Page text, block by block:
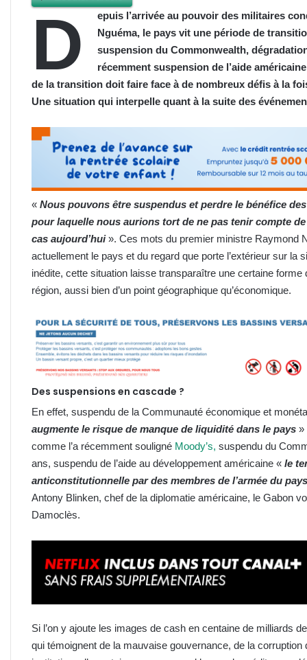
D
epuis l’arrivée au pouvoir des militaires
Nguéma, le pays vit une période de
suspension du Commonwealth,
récemment suspension de l’aide
de la transition doit faire face à de nombreux défis à la
Une situation qui interpelle quant à la suite des
« Nous pouvons être suspendus et perdre le bénéfice
pour laquelle nous aurions tort de ne pas tenir compte
cas aujourd’hui». Ces mots du premier ministre Raymond
actuellement le pays et du regard que porte l’extérieur sur la
inédite, cette situation laisse transparaître une certaine forme
région, aussi bien d’un point géographique qu’économique.
Des suspensions en cascade ?
En effet, suspendu de la Communauté économique et
augmente le risque de manque de liquidité dans le pays »
comme l’a récemment souligné Moody’s, suspendu du
ans, suspendu de l’aide au développement américaine « le
anticonstitutionnelle par des membres de l’armée du
Antony Blinken, chef de la diplomatie américaine, le Gabon
Damoclès.
Si l’on y ajoute les images de cash en centaine de milliards
qui témoignent de la mauvaise gouvernance, de la